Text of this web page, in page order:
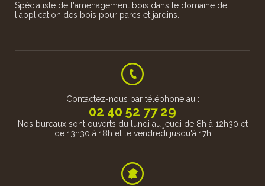
En pin traité classe 4 ou en feuillu de pays (chêne, robinier ou
Spécialiste de l'aménagement bois dans le domaine de
l'application des bois pour parcs et jardins.
Contactez-nous par téléphone au :
02 40 52 77 29
Nos bureaux sont ouverts du lundi au jeudi de 8h à 12h30 et
de 13h30 à 18h et le vendredi jusqu'à 17h